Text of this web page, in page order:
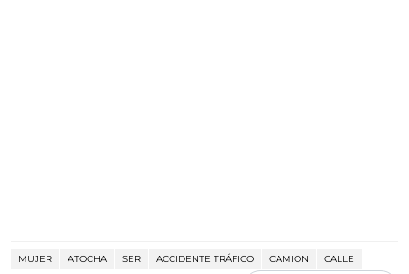
MUJER ATOCHA SER ACCIDENTE TRÁFICO CAMION CALLE